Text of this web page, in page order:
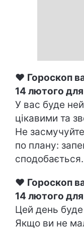
♥ Гороскоп
14 лютого
У вас буде
цікавими та
Не
по плану:
сподобається.
♥ Гороскоп
14 лютого для
Цей день
Якщо ви не